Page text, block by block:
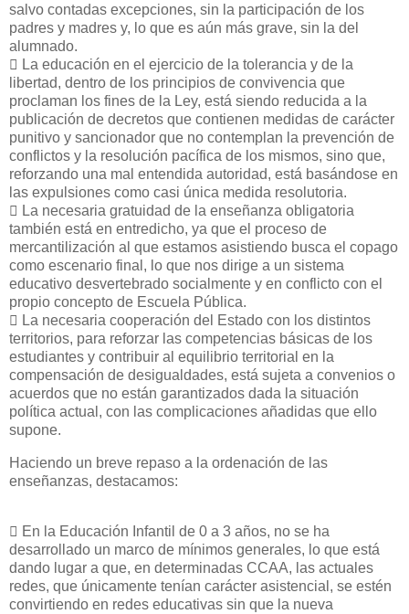
salvo contadas excepciones, sin la participación de los
padres y madres y, lo que es aún más grave, sin la del
alumnado.
􀁺 La educación en el ejercicio de la tolerancia y de la
libertad, dentro de los principios de convivencia que
proclaman los fines de la Ley, está siendo reducida a la
publicación de decretos que contienen medidas de carácter
punitivo y sancionador que no contemplan la prevención de
conflictos y la resolución pacífica de los mismos, sino que,
reforzando una mal entendida autoridad, está basándose en
las expulsiones como casi única medida resolutoria.
􀁺 La necesaria gratuidad de la enseñanza obligatoria
también está en entredicho, ya que el proceso de
mercantilización al que estamos asistiendo busca el copago
como escenario final, lo que nos dirige a un sistema
educativo desvertebrado socialmente y en conflicto con el
propio concepto de Escuela Pública.
􀁺 La necesaria cooperación del Estado con los distintos
territorios, para reforzar las competencias básicas de los
estudiantes y contribuir al equilibrio territorial en la
compensación de desigualdades, está sujeta a convenios o
acuerdos que no están garantizados dada la situación
política actual, con las complicaciones añadidas que ello
supone.
Haciendo un breve repaso a la ordenación de las
enseñanzas, destacamos:
􀁺 En la Educación Infantil de 0 a 3 años, no se ha
desarrollado un marco de mínimos generales, lo que está
dando lugar a que, en determinadas CCAA, las actuales
redes, que únicamente tenían carácter asistencial, se estén
convirtiendo en redes educativas sin que la nueva